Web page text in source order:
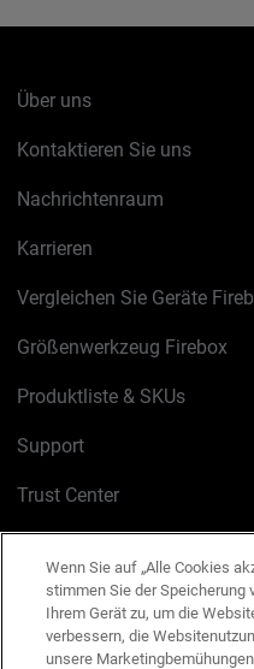
Über uns
Kontaktieren Sie uns
Nachrichtenraum
Karrieren
Vergleichen Sie Geräte
Größenwerkzeug Firebox
Produktliste & SKUs
Support
Trust Center
Cookie-Richtlinie
Datenschutzrichtlinie
Wenn Sie auf „Alle Cookies
stimmen Sie der Speicherung
Ihrem Gerät zu, um die
verbessern, die
unsere